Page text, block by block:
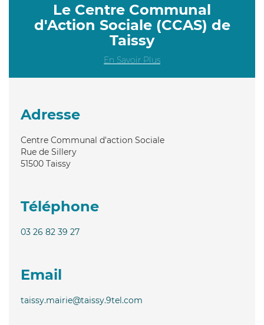
Le Centre Communal
d'Action Sociale (CCAS) de
Taissy
En Savoir Plus
Adresse
Centre Communal d'action Sociale
Rue de Sillery
51500 Taissy
Téléphone
03 26 82 39 27
Email
taissy.mairie@taissy.9tel.com